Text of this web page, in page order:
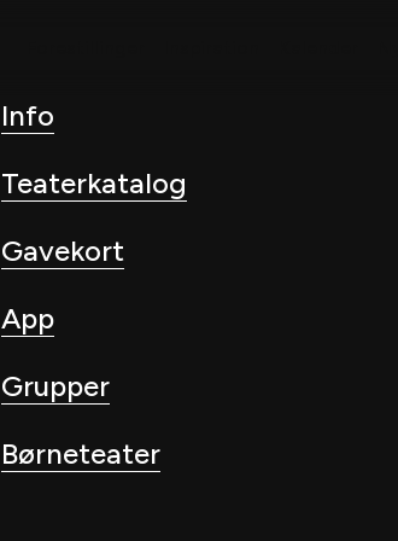
Info
Teaterkatalog
Gavekort
App
Grupper
Børneteater